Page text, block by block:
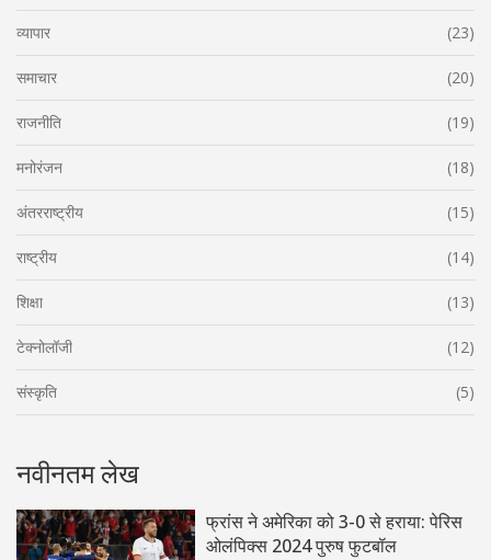
व्यापार (23)
समाचार (20)
राजनीति (19)
मनोरंजन (18)
अंतरराष्ट्रीय (15)
राष्ट्रीय (14)
शिक्षा (13)
टेक्नोलॉजी (12)
संस्कृति (5)
नवीनतम लेख
फ्रांस ने अमेरिका को 3-0 से हराया: पेरिस
ओलंपिक्स 2024 पुरुष फुटबॉल